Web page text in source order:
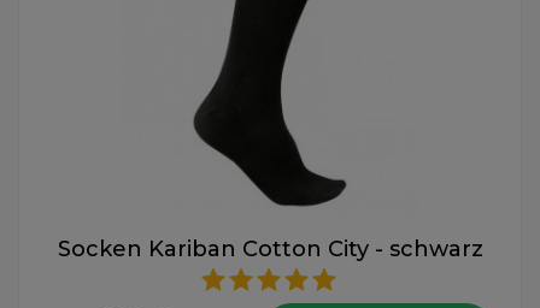
Socken Kariban Cotton City - schwarz